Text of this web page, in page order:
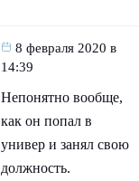
8 февраля 2020 в
14:39
Непонятно вообще,
как он попал в
универ и занял свою
должность.